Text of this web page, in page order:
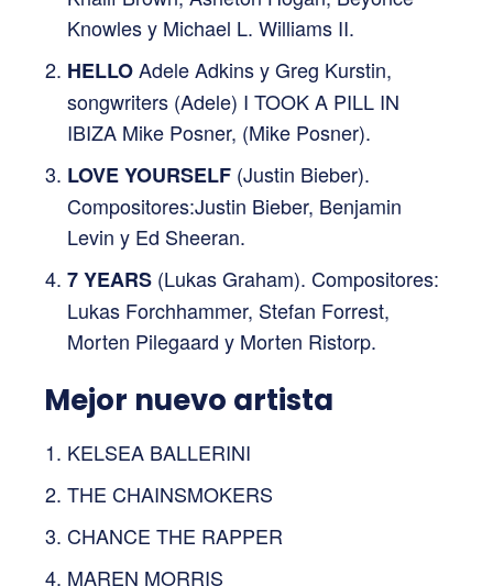
Knowles y Michael L. Williams II.
HELLOAdele Adkins y Greg Kurstin,
songwriters (Adele) I TOOK A PILL IN
IBIZA Mike Posner, (Mike Posner).
LOVE YOURSELF (Justin Bieber).
Compositores:Justin Bieber, Benjamin
Levin y Ed Sheeran.
7 YEARS (Lukas Graham). Compositores:
Lukas Forchhammer, Stefan Forrest,
Morten Pilegaard y Morten Ristorp.
Mejor nuevo artista
KELSEA BALLERINI
THE CHAINSMOKERS
CHANCE THE RAPPER
MAREN MORRIS